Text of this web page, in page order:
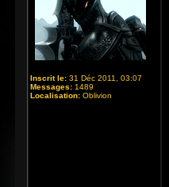
Inscrit le: 31 Déc 2011, 03:07
Messages: 1489
Localisation: Oblivion